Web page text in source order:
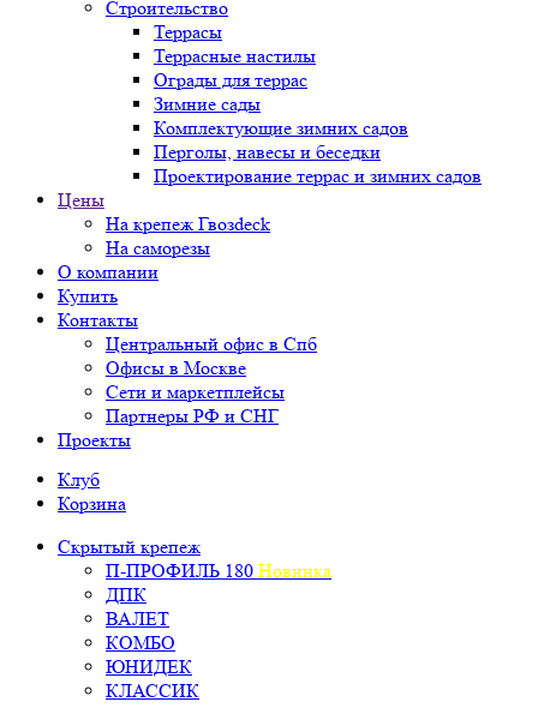
Строительство
Террасы
Террасные настилы
Ограды для террас
Зимние сады
Комплектующие зимних садов
Перголы, навесы и беседки
Проектирование террас и зимних садов
Цены
На крепеж Гвозdeck
На саморезы
О компании
Купить
Контакты
Центральный офис в Спб
Офисы в Москве
Сети и маркетплейсы
Партнеры РФ и СНГ
Проекты
Клуб
Корзина
Скрытый крепеж
П-ПРОФИЛЬ 180 Новинка
ДПК
ВАЛЕТ
КОМБО
ЮНИДЕК
КЛАССИК